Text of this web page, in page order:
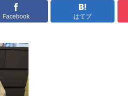
Facebook はてブ